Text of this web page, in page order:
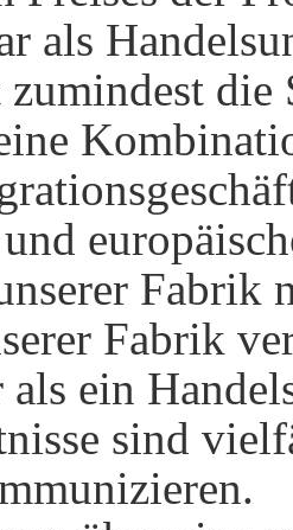
als
die
Fabrik
Fabrik
als ein
sind